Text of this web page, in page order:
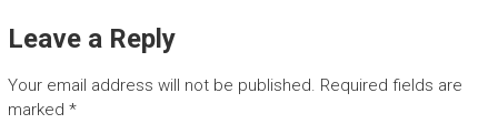
Leave a Reply
Your email address will not be published. Required fields are
marked *